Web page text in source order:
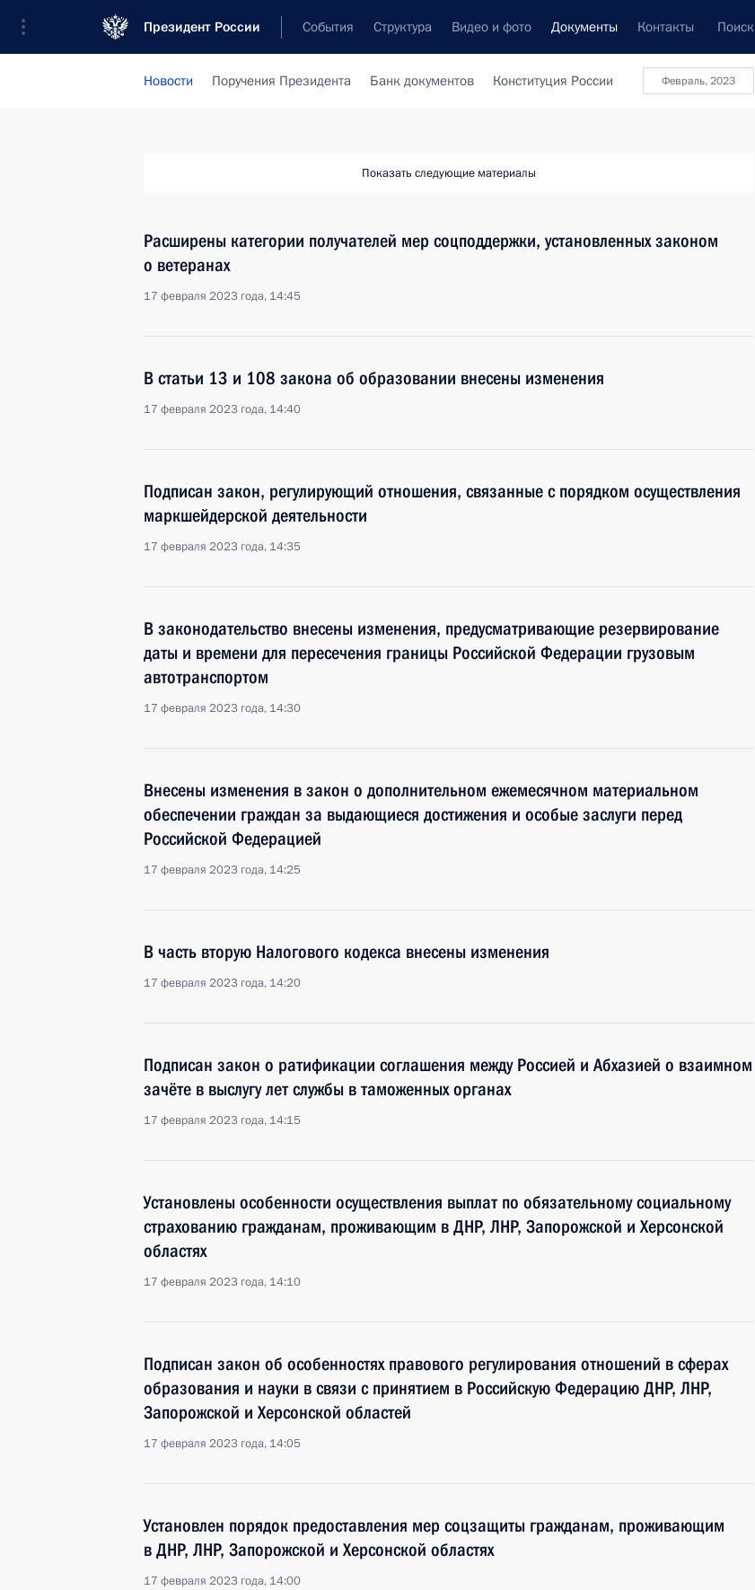
Президент России События Структура Видео и фото Документы Контакты Поиск
февраль, 2023
Новости Поручения Президента Банк документов Конституция России
Показать следующие материалы
Расширены категории получателей мер соцподдержки, установленных законом
о ветеранах
17 февраля 2023 года, 14:45
В статьи 13 и 108 закона об образовании внесены изменения
17 февраля 2023 года, 14:40
Подписан закон, регулирующий отношения, связанные с порядком осуществления
маркшейдерской деятельности
17 февраля 2023 года, 14:35
В законодательство внесены изменения, предусматривающие резервирование
даты и времени для пересечения границы Российской Федерации грузовым
автотранспортом
17 февраля 2023 года, 14:30
Внесены изменения в закон о дополнительном ежемесячном материальном
обеспечении граждан за выдающиеся достижения и особые заслуги перед
Российской Федерацией
17 февраля 2023 года, 14:25
В часть вторую Налогового кодекса внесены изменения
17 февраля 2023 года, 14:20
Подписан закон о ратификации соглашения между Россией и Абхазией о взаимном
зачёте в выслугу лет службы в таможенных органах
17 февраля 2023 года, 14:15
Установлены особенности осуществления выплат по обязательному социальному
страхованию гражданам, проживающим в ДНР, ЛНР, Запорожской и Херсонской
областях
17 февраля 2023 года, 14:10
Подписан закон об особенностях правового регулирования отношений в сферах
образования и науки в связи с принятием в Российскую Федерацию ДНР, ЛНР,
Запорожской и Херсонской областей
17 февраля 2023 года, 14:05
Установлен порядок предоставления мер соцзащиты гражданам, проживающим
в ДНР, ЛНР, Запорожской и Херсонской областях
17 февраля 2023 года, 14:00